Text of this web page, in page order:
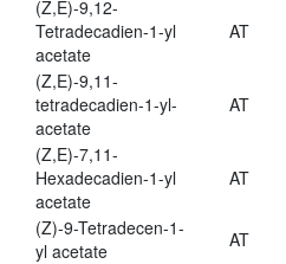
(Z,E)-9,12-
Tetradecadien-1-yl
acetate
AT
(Z,E)-9,11-
tetradecadien-1-yl-
acetate
AT
(Z,E)-7,11-
Hexadecadien-1-yl
acetate
AT
(Z)-9-Tetradecen-1-
yl acetate
AT